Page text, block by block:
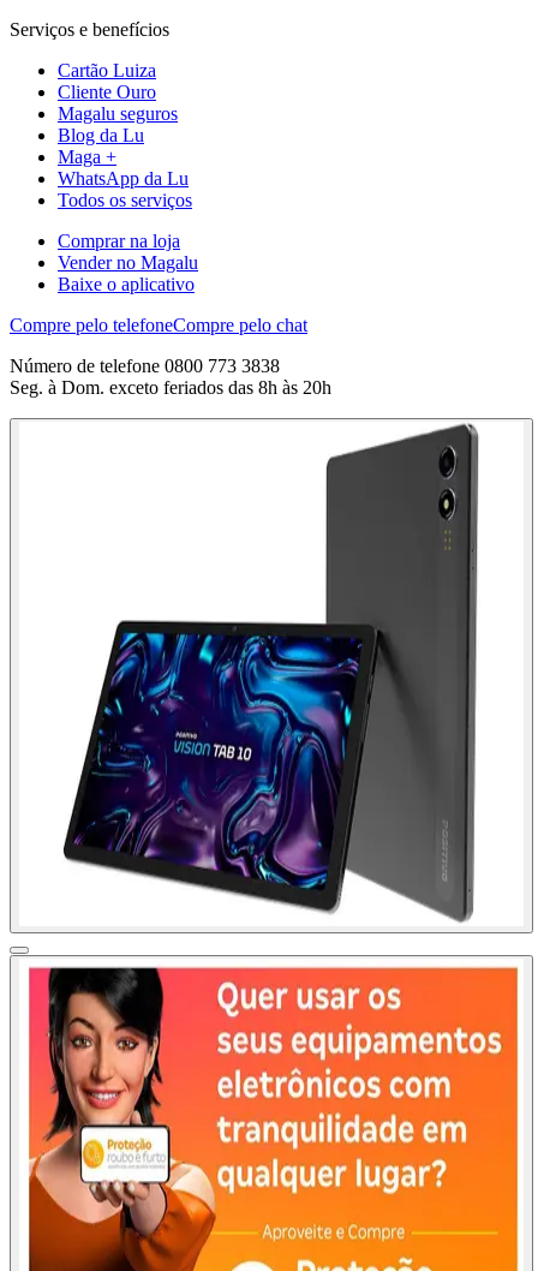
Serviços e benefícios
Cartão Luiza
Cliente Ouro
Magalu seguros
Blog da Lu
Maga +
WhatsApp da Lu
Todos os serviços
Comprar na loja
Vender no Magalu
Baixe o aplicativo
Compre pelo telefoneCompre pelo chat
Número de telefone 0800 773 3838
Seg. à Dom. exceto feriados das 8h às 20h